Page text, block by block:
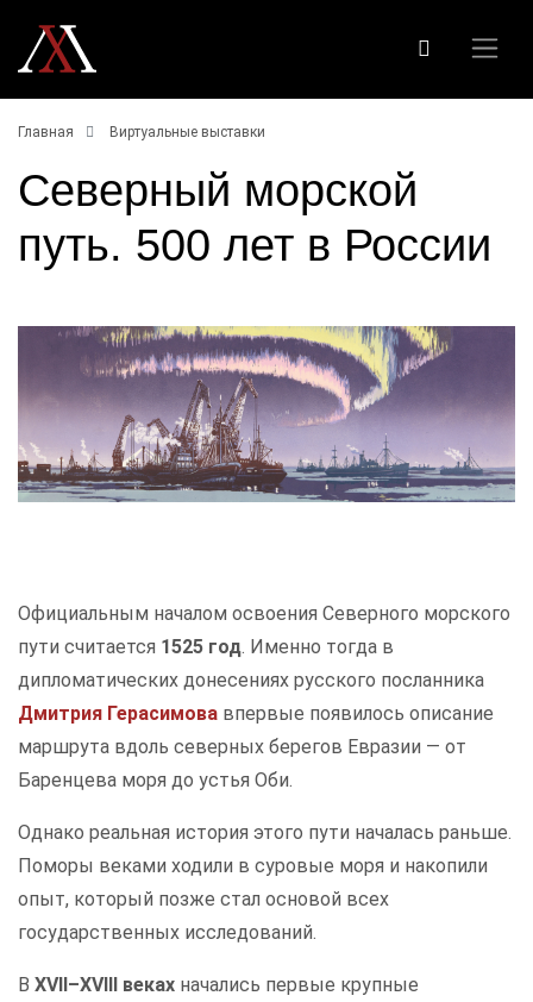
Главная Виртуальные выставки
Северный морской
путь. 500 лет в России
Официальным началом освоения Северного морского
пути считается 1525 год. Именно тогда в
дипломатических донесениях русского посланника
Дмитрия Герасимова впервые появилось описание
маршрута вдоль северных берегов Евразии — от
Баренцева моря до устья Оби.
Однако реальная история этого пути началась раньше.
Поморы веками ходили в суровые моря и накопили
опыт, который позже стал основой всех
государственных исследований.
В XVII–XVIII веках начались первые крупные